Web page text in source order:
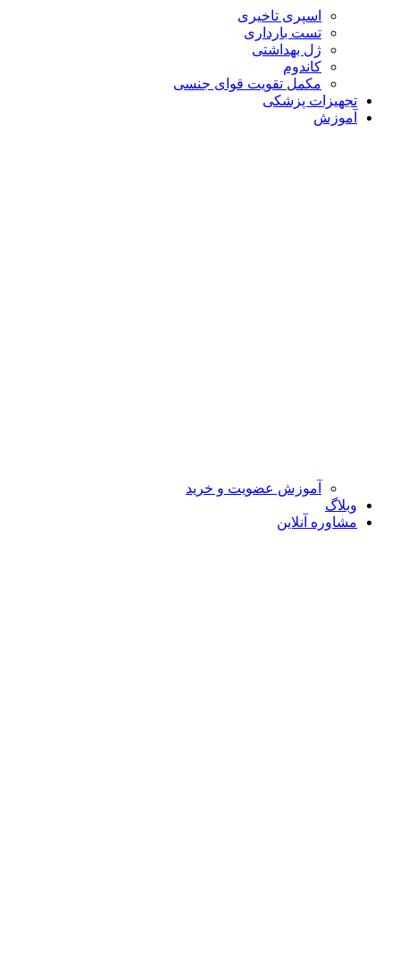
اسپری تاخیری
تست بارداری
ژل بهداشتی
کاندوم
مکمل تقویت قوای جنسی
تجهیزات پزشکی
آموزش
آموزش عضویت و خرید
وبلاگ
مشاوره آنلاین